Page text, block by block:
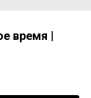
время |